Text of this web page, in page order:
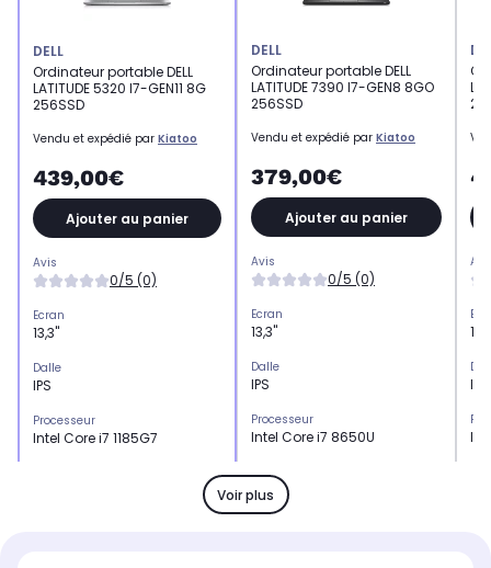
DELL
Ordinateur portable DELL
LATITUDE 5320 I7-GEN11 8G
256SSD
Vendu et expédié par Kiatoo
439,00€
Ajouter au panier
Avis
0/5 (0)
Ecran
13,3"
Dalle
IPS
Processeur
Intel Core i7 1185G7
DELL
Ordinateur portable DELL
LATITUDE 7390 I7-GEN8 8GO
256SSD
Vendu et expédié par Kiatoo
379,00€
Ajouter au panier
Avis
0/5 (0)
Ecran
13,3"
Dalle
IPS
Processeur
Intel Core i7 8650U
Nombre de coeurs
4 coeurs
IPS
Voir plus